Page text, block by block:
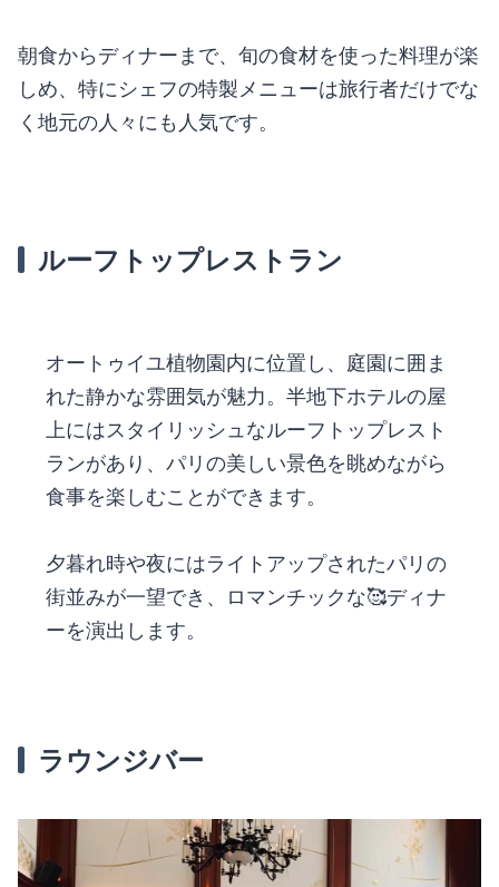
朝食からディナーまで、旬の食材を使った料理が楽
しめ、特にシェフの特製メニューは旅行者だけでな
く地元の人々にも人気です。
ルーフトップレストラン
オートゥイユ植物園内に位置し、庭園に囲ま
れた静かな雰囲気が魅力。半地下ホテルの屋
上にはスタイリッシュなルーフトップレスト
ランがあり、パリの美しい景色を眺めながら
食事を楽しむことができます。
夕暮れ時や夜にはライトアップされたパリの
街並みが一望でき、ロマンチックな🥰ディナ
ーを演出します。
ラウンジバー